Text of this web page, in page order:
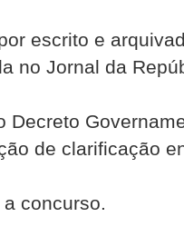
escrito e
no Jornal da
Decreto
de clarificação
concurso.